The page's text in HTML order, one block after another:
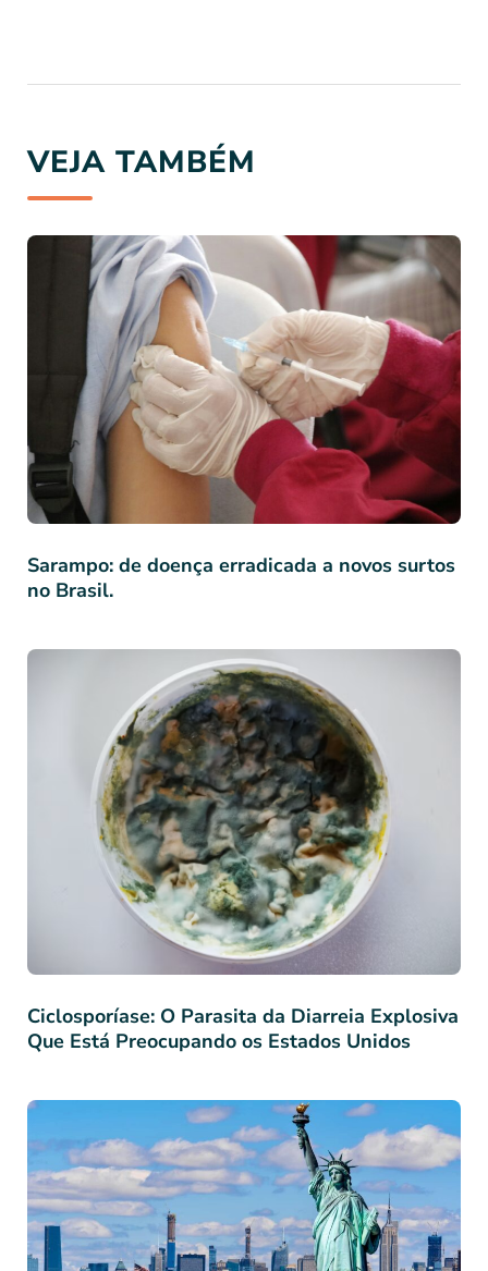
VEJA TAMBÉM
Sarampo: de doença erradicada a novos surtos
no Brasil.
Ciclosporíase: O Parasita da Diarreia Explosiva
Que Está Preocupando os Estados Unidos